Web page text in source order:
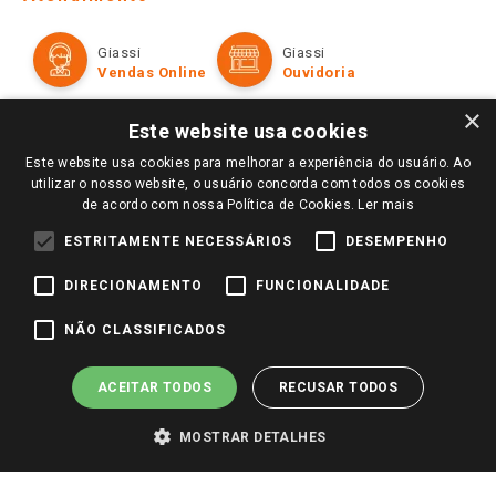
Televendas
Amigo Giassi
Trabalhe Conosco
Identidade Visual
Formas de Pagamento
Políticas de entrega
Trocas e Devoluções
Giassi
Vendas Online
Giassi
Ouvidoria
Redes Sociais
Pagamento e Segurança
×
Este website usa cookies
Este website usa cookies para melhorar a experiência do usuário. Ao
utilizar o nosso website, o usuário concorda com todos os cookies
de acordo com nossa Política de Cookies. Ler mais
ESTRITAMENTE NECESSÁRIOS DESEMPENHO
DIRECIONAMENTO FUNCIONALIDADE
NÃO CLASSIFICADOS
ACEITAR TODOS RECUSAR TODOS
MOSTRAR DETALHES